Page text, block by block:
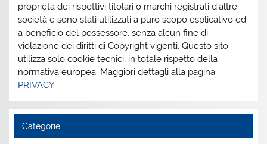
proprietà dei rispettivi titolari o marchi registrati d’altre
società e sono stati utilizzati a puro scopo esplicativo ed
a beneficio del possessore, senza alcun fine di
violazione dei diritti di Copyright vigenti. Questo sito
utilizza solo cookie tecnici, in totale rispetto della
normativa europea. Maggiori dettagli alla pagina:
PRIVACY
Categorie